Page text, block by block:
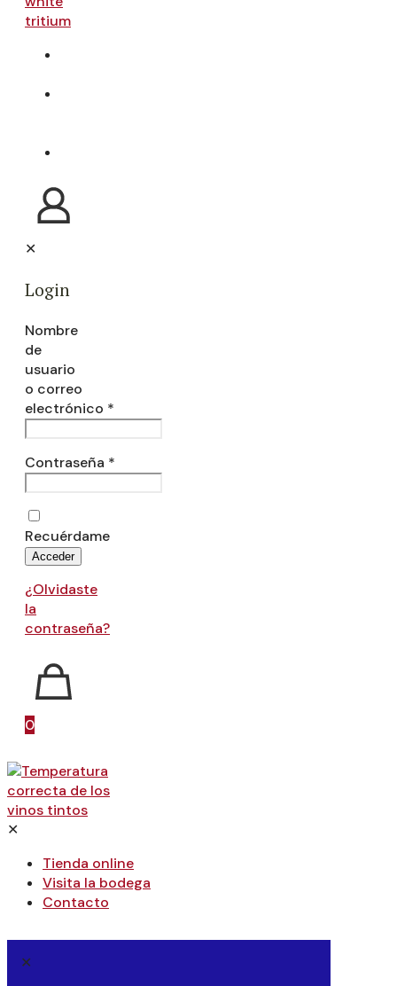
✕
Login
Nombre
de
usuario
o correo
electrónico *
Contraseña *
Recuérdame
Acceder
¿Olvidaste
la
contraseña?
0
✕
Tienda online
Visita la bodega
Contacto
✕